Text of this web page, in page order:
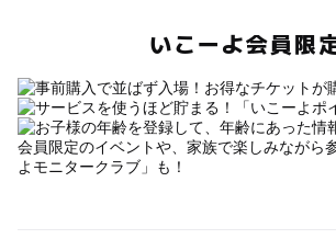
いこーよ会員限
会員限定のイベントや、家族で楽しみながら
よモニタークラブ」も！